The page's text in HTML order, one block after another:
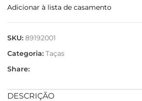
Adicionar à lista de casamento
SKU: 89192001
Categoria: Taças
Share:
DESCRIÇÃO